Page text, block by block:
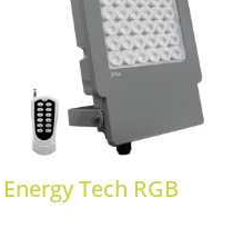
Energy Tech RGB